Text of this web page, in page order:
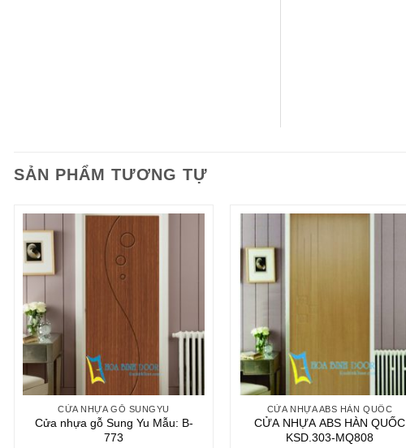
SẢN PHẨM TƯƠNG TỰ
CỬA NHỰA GỖ SUNGYU
Cửa nhựa gỗ Sung Yu Mẫu: B-
773
CỬA NHỰA ABS HÀN QUỐC
CỬA NHỰA ABS HÀN QUỐC
KSD.303-MQ808